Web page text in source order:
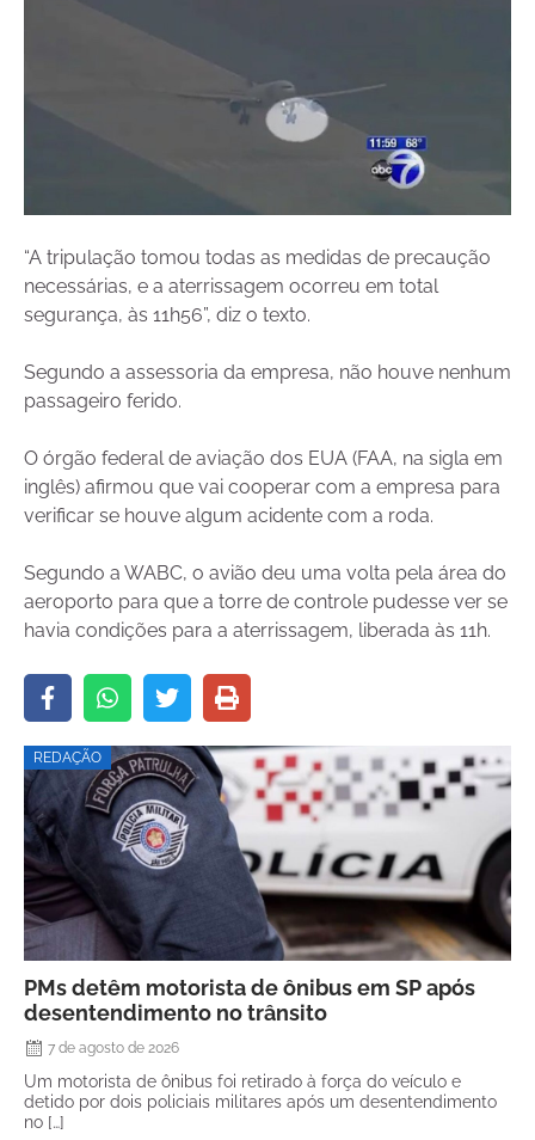
“A tripulação tomou todas as medidas de precaução
necessárias, e a aterrissagem ocorreu em total
segurança, às 11h56”, diz o texto.
Segundo a assessoria da empresa, não houve nenhum
passageiro ferido.
O órgão federal de aviação dos EUA (FAA, na sigla em
inglês) afirmou que vai cooperar com a empresa para
verificar se houve algum acidente com a roda.
Segundo a WABC, o avião deu uma volta pela área do
aeroporto para que a torre de controle pudesse ver se
havia condições para a aterrissagem, liberada às 11h.
REDAÇÃO
PMs detêm motorista de ônibus em SP após
desentendimento no trânsito
7 de agosto de 2026
Um motorista de ônibus foi retirado à força do veículo e
detido por dois policiais militares após um desentendimento
no […]